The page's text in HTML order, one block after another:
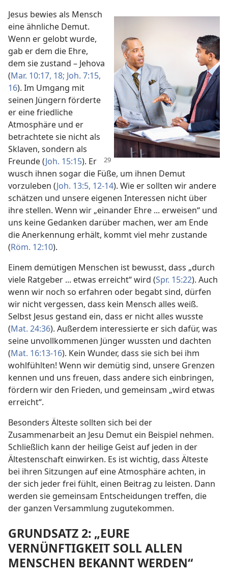
Jesus bewies als Mensch
eine ähnliche Demut.
Wenn er gelobt wurde,
gab er dem die Ehre,
dem sie zustand – Jehova
(Mar. 10:17, 18; Joh. 7:15,
16). Im Umgang mit
seinen Jüngern förderte
er eine friedliche
Atmosphäre und er
betrachtete sie nicht als
Sklaven, sondern als
Freunde (Joh. 15:15). Er
wusch ihnen sogar die Füße, um ihnen Demut
vorzuleben (Joh. 13:5, 12-14). Wie er sollten wir andere
schätzen und unsere eigenen Interessen nicht über
ihre stellen. Wenn wir „einander Ehre ... erweisen“ und
uns keine Gedanken darüber machen, wer am Ende
die Anerkennung erhält, kommt viel mehr zustande
(Röm. 12:10).
Einem demütigen Menschen ist bewusst, dass „durch
viele Ratgeber ... etwas erreicht“ wird (Spr. 15:22). Auch
wenn wir noch so erfahren oder begabt sind, dürfen
wir nicht vergessen, dass kein Mensch alles weiß.
Selbst Jesus gestand ein, dass er nicht alles wusste
(Mat. 24:36). Außerdem interessierte er sich dafür, was
seine unvollkommenen Jünger wussten und dachten
(Mat. 16:13-16). Kein Wunder, dass sie sich bei ihm
wohlfühlten! Wenn wir demütig sind, unsere Grenzen
kennen und uns freuen, dass andere sich einbringen,
fördern wir den Frieden, und gemeinsam „wird etwas
erreicht“.
Besonders Älteste sollten sich bei der
Zusammenarbeit an Jesu Demut ein Beispiel nehmen.
Schließlich kann der heilige Geist auf jeden in der
Ältestenschaft einwirken. Es ist wichtig, dass Älteste
bei ihren Sitzungen auf eine Atmosphäre achten, in
der sich jeder frei fühlt, einen Beitrag zu leisten. Dann
werden sie gemeinsam Entscheidungen treffen, die
der ganzen Versammlung zugutekommen.
GRUNDSATZ 2: „EURE
VERNÜNFTIGKEIT SOLL ALLEN
MENSCHEN BEKANNT WERDEN“